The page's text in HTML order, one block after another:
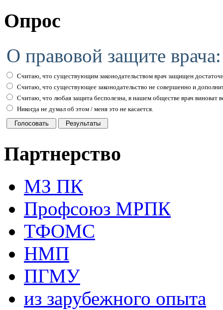
Опрос
О правовой защите врача:
Считаю, что существующим законодательством врач защищен
Считаю, что существующее законодательство не совершенно и
Считаю, что любая защита бесполезна, в нашем обществе врач виноват
Никогда не думал об этом / меня это не касается.
Партнерство
МЗ ПК
Профсоюз МРПК
ТФОМС
НМП
ПГМУ
из зарубежного опыта